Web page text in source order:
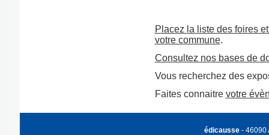
Placez la liste des foires
votre commune.
Consultez nos bases de
Vous recherchez des
Faites connaitre votre
édicausse - 46090